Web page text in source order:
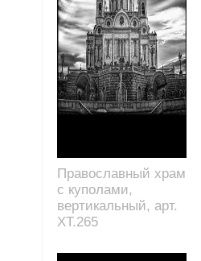
Православный храм
с куполами,
вертикальный, арт.
XT.265